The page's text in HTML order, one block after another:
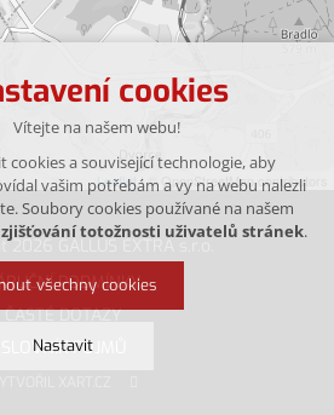
Leaflet| © OpenStreetMap contributors
cookies
Vítejte na našem webu!
cookies a související technologie, aby
vašim potřebám a vy na webu nalezli
Soubory cookies používané na našem
totožnosti uživatelů stránek.
všechny cookies
Nastavit
2026 GALLUS EXTRA s.r.o.
PODMÍNKY
ČASTÉ DOTAZY
SLOVNÍK POJMŮ